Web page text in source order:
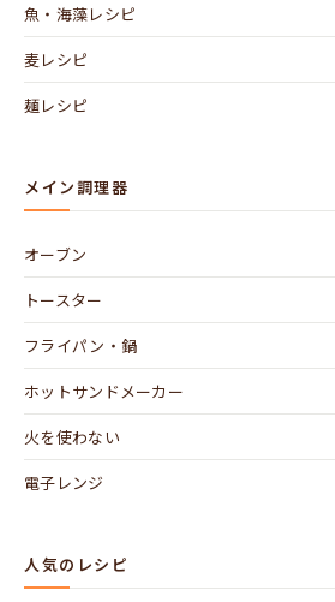
魚・海藻レシピ
麦レシピ
麺レシピ
メイン調理器
オーブン
トースター
フライパン・鍋
ホットサンドメーカー
火を使わない
電子レンジ
人気のレシピ